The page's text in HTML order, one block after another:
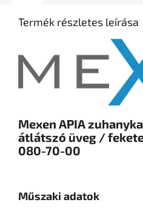
Termék részletes leírása
Mexen APIA
átlátszó üveg /
080-70-00
Műszaki adatok